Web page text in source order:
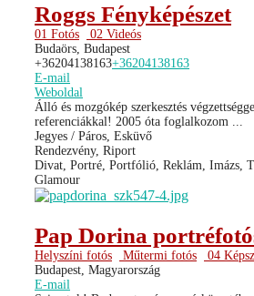
Roggs Fényképészet
01 Fotós
02 Videós
Budaörs, Budapest
+36204138163+36204138163
E-mail
Weboldal
Álló és mozgókép szerkesztés
referenciákkal! 2005 óta foglalkozom ...
Jegyes / Páros, Esküvő
Rendezvény, Riport
Divat, Portré, Portfólió, Reklám, Imázs,
Glamour
Pap Dorina
Helyszíni fotós Műtermi fotós
04
Budapest, Magyarország
E-mail